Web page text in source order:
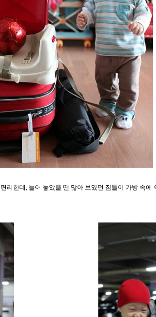
리한데, 늘어 놓았을 땐 많아 보였던 짐들이 가방 속에